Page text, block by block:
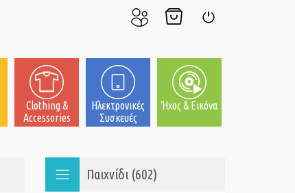
μου
Clothing &
Accessories
Ηλεκτρονικές
Συσκευές
Ήχος & Εικόνα
Παιχνίδι (602)